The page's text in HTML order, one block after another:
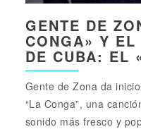
GENTE DE
CONGA» Y EL
DE CUBA: EL
Gente de Zona da
“La Conga”, una
sonido más fresco y